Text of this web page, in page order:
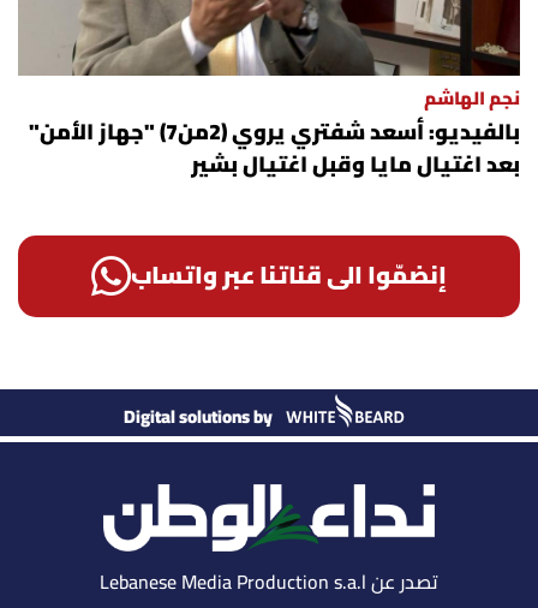
نجم الهاشم
بالفيديو: أسعد شفتري يروي (2من7) "جهاز الأمن"
بعد اغتيال مايا وقبل اغتيال بشير
إنضمّوا الى قناتنا عبر واتساب
Digital solutions by
تصدر عن Lebanese Media Production s.a.l